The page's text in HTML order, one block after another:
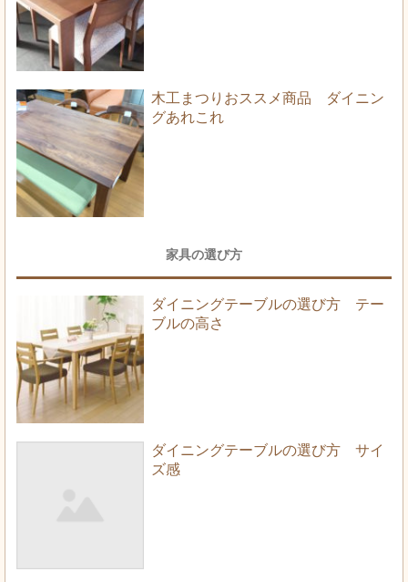
木工まつりおススメ商品 ダイニン
グあれこれ
家具の選び方
ダイニングテーブルの選び方 テー
ブルの高さ
ダイニングテーブルの選び方 サイ
ズ感